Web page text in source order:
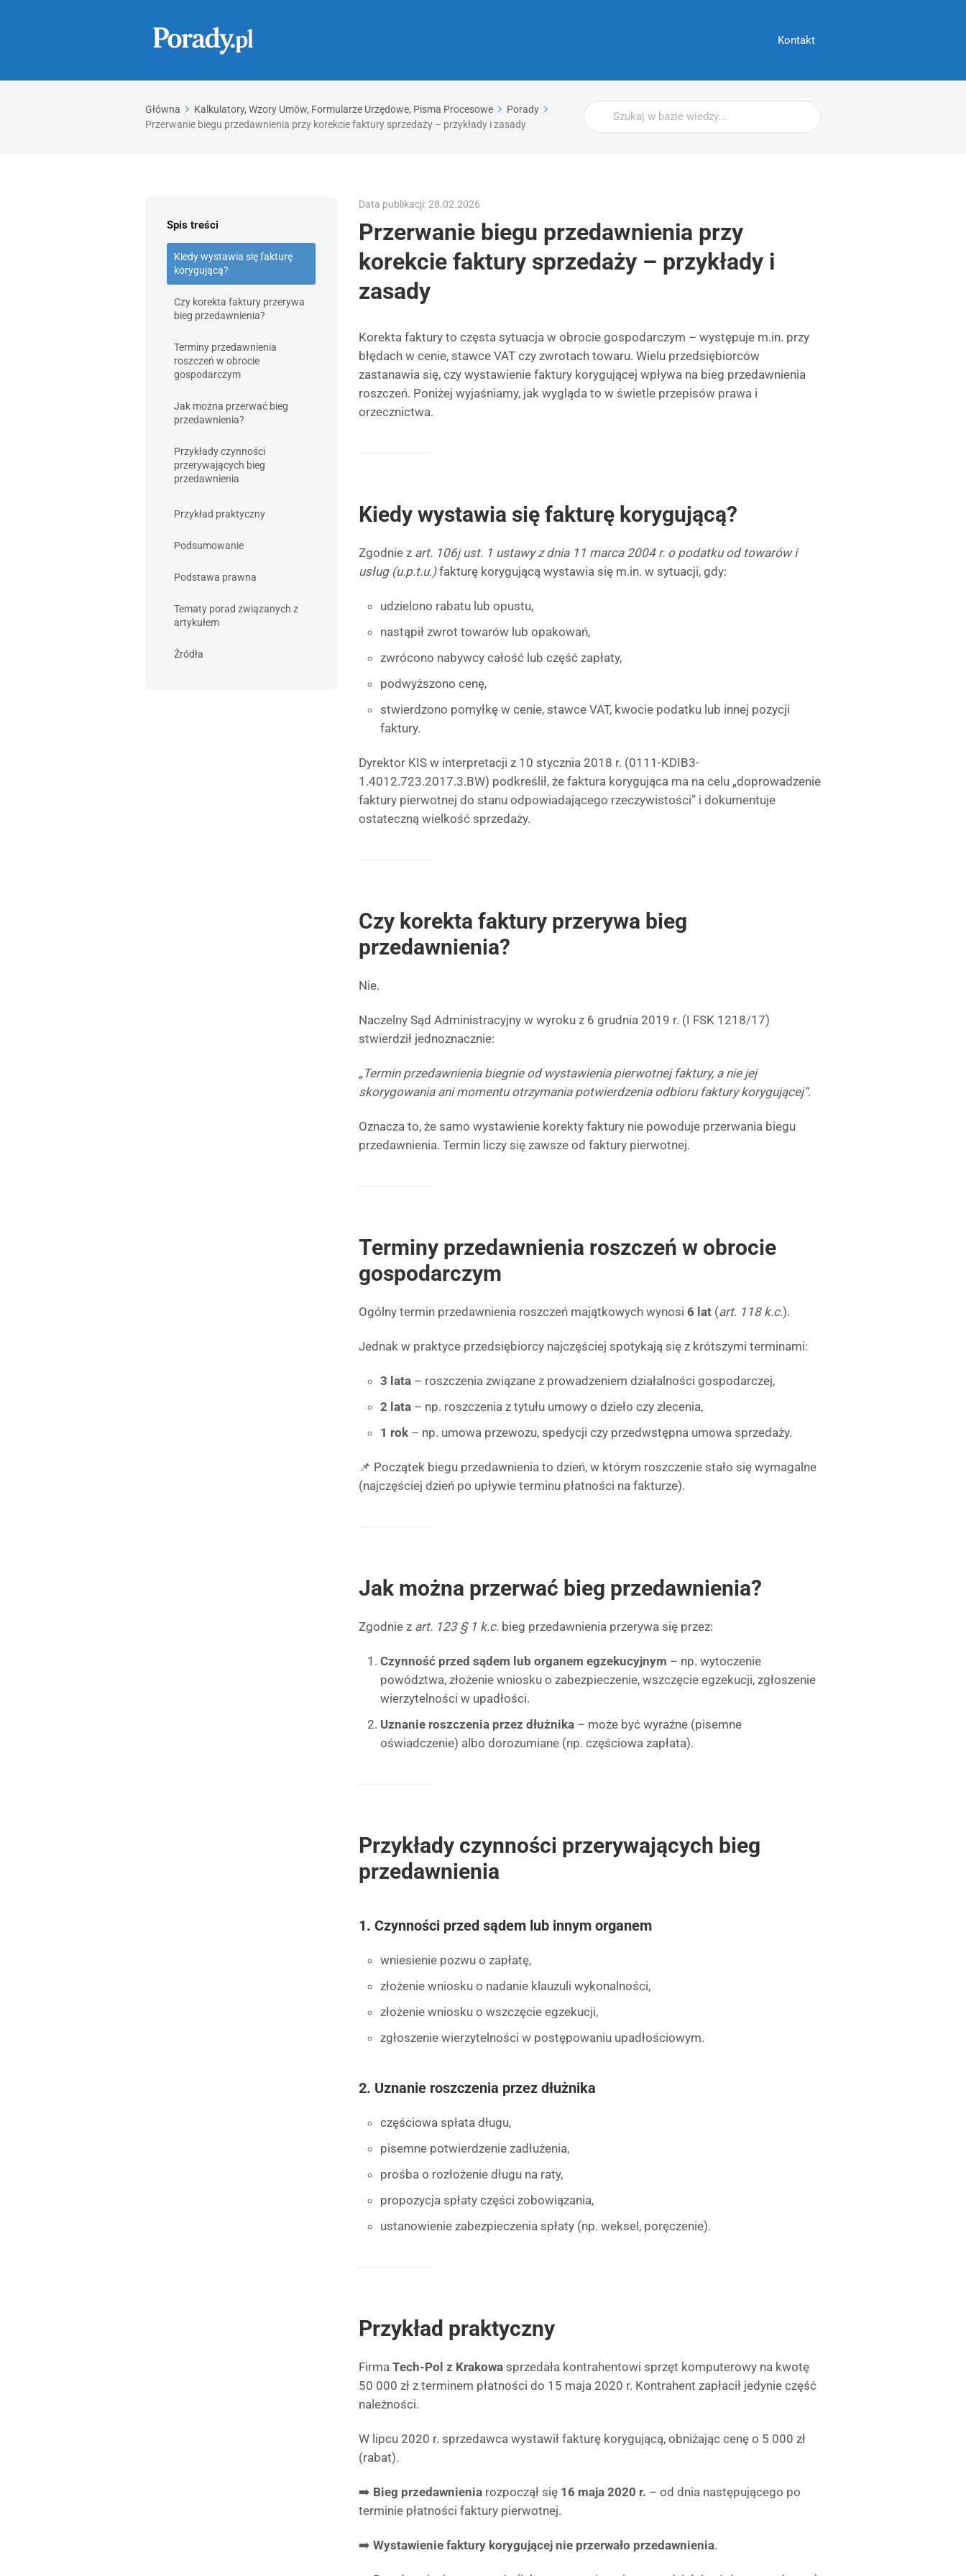
Kontakt
Główna Kalkulatory, Wzory Umów, Formularze Urzędowe, Pisma Procesowe
Porady
Przerwanie biegu przedawnienia przy korekcie faktury sprzedaży – przykłady i zasady
Wyszukaj
Spis treści
Kiedy wystawia się fakturę
korygującą?
Czy korekta faktury przerywa
bieg przedawnienia?
Terminy przedawnienia
roszczeń w obrocie
gospodarczym
Jak można przerwać bieg
przedawnienia?
Przykłady czynności
przerywających bieg
przedawnienia
Przykład praktyczny
Podsumowanie
Podstawa prawna
Tematy porad związanych z
artykułem
Źródła
Data publikacji: 28.02.2026
Przerwanie biegu przedawnienia przy
korekcie faktury sprzedaży – przykłady i
zasady
Korekta faktury to częsta sytuacja w obrocie gospodarczym – występuje m.in. przy
błędach w cenie, stawce VAT czy zwrotach towaru. Wielu przedsiębiorców
zastanawia się, czy wystawienie faktury korygującej wpływa na bieg przedawnienia
roszczeń. Poniżej wyjaśniamy, jak wygląda to w świetle przepisów prawa i
orzecznictwa.
Kiedy wystawia się fakturę korygującą?
Zgodnie z art. 106j ust. 1 ustawy z dnia 11 marca 2004 r. o podatku od towarów i
usług (u.p.t.u.)fakturę korygującą wystawia się m.in. w sytuacji, gdy:
udzielono rabatu lub opustu,
nastąpił zwrot towarów lub opakowań,
zwrócono nabywcy całość lub część zapłaty,
podwyższono cenę,
stwierdzono pomyłkę w cenie, stawce VAT, kwocie podatku lub innej pozycji
faktury.
Dyrektor KIS w interpretacji z 10 stycznia 2018 r. (0111-KDIB3-
1.4012.723.2017.3.BW) podkreślił, że faktura korygująca ma na celu „doprowadzenie
faktury pierwotnej do stanu odpowiadającego rzeczywistości” i dokumentuje
ostateczną wielkość sprzedaży.
Czy korekta faktury przerywa bieg
przedawnienia?
Nie.
Naczelny Sąd Administracyjny w wyroku z 6 grudnia 2019 r. (I FSK 1218/17)
stwierdził jednoznacznie:
„Termin przedawnienia biegnie od wystawienia pierwotnej faktury, a nie jej
skorygowania ani momentu otrzymania potwierdzenia odbioru faktury korygującej”.
Oznacza to, że samo wystawienie korekty faktury nie powoduje przerwania biegu
przedawnienia. Termin liczy się zawsze od faktury pierwotnej.
Terminy przedawnienia roszczeń w obrocie
gospodarczym
Ogólny termin przedawnienia roszczeń majątkowych wynosi 6 lat (art. 118 k.c.).
Jednak w praktyce przedsiębiorcy najczęściej spotykają się z krótszymi terminami:
3 lata – roszczenia związane z prowadzeniem działalności gospodarczej,
2 lata – np. roszczenia z tytułu umowy o dzieło czy zlecenia,
1 rok – np. umowa przewozu, spedycji czy przedwstępna umowa sprzedaży.
📌 Początek biegu przedawnienia to dzień, w którym roszczenie stało się wymagalne
(najczęściej dzień po upływie terminu płatności na fakturze).
Jak można przerwać bieg przedawnienia?
Zgodnie z art. 123 § 1 k.c. bieg przedawnienia przerywa się przez:
Czynność przed sądem lub organem egzekucyjnym – np. wytoczenie
powództwa, złożenie wniosku o zabezpieczenie, wszczęcie egzekucji, zgłoszenie
wierzytelności w upadłości.
Uznanie roszczenia przez dłużnika – może być wyraźne (pisemne
oświadczenie) albo dorozumiane (np. częściowa zapłata).
Przykłady czynności przerywających bieg
przedawnienia
1. Czynności przed sądem lub innym organem
wniesienie pozwu o zapłatę,
złożenie wniosku o nadanie klauzuli wykonalności,
złożenie wniosku o wszczęcie egzekucji,
zgłoszenie wierzytelności w postępowaniu upadłościowym.
2. Uznanie roszczenia przez dłużnika
częściowa spłata długu,
pisemne potwierdzenie zadłużenia,
prośba o rozłożenie długu na raty,
propozycja spłaty części zobowiązania,
ustanowienie zabezpieczenia spłaty (np. weksel, poręczenie).
Przykład praktyczny
Firma Tech-Pol z Krakowa sprzedała kontrahentowi sprzęt komputerowy na kwotę
50 000 zł z terminem płatności do 15 maja 2020 r. Kontrahent zapłacił jedynie część
należności.
W lipcu 2020 r. sprzedawca wystawił fakturę korygującą, obniżając cenę o 5 000 zł
(rabat).
➡️ Bieg przedawnienia rozpoczął się 16 maja 2020 r. – od dnia następującego po
terminie płatności faktury pierwotnej.
➡️ Wystawienie faktury korygującej nie przerwało przedawnienia.